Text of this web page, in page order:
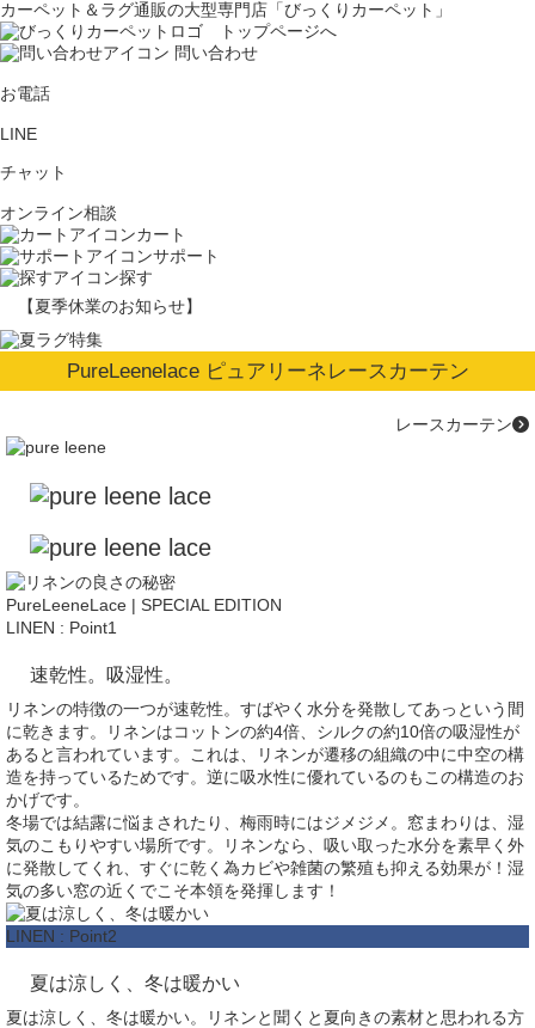
カーペット＆ラグ通販の大型専門店「びっくりカーペット」
問い合わせ
お電話
LINE
チャット
オンライン相談
カート
サポート
探す
【夏季休業のお知らせ】
PureLeenelace ピュアリーネレースカーテン
レースカーテン
PureLeeneLace | SPECIAL EDITION
LINEN : Point1
速乾性。吸湿性。
リネンの特徴の一つが速乾性。すばやく水分を発散してあっという間
に乾きます。リネンはコットンの約4倍、シルクの約10倍の吸湿性が
あると言われています。これは、リネンが遷移の組織の中に中空の構
造を持っているためです。逆に吸水性に優れているのもこの構造のお
かげです。
冬場では結露に悩まされたり、梅雨時にはジメジメ。窓まわりは、湿
気のこもりやすい場所です。リネンなら、吸い取った水分を素早く外
に発散してくれ、すぐに乾く為カビや雑菌の繁殖も抑える効果が！湿
気の多い窓の近くでこそ本領を発揮します！
LINEN : Point2
夏は涼しく、冬は暖かい
夏は涼しく、冬は暖かい。リネンと聞くと夏向きの素材と思われる方